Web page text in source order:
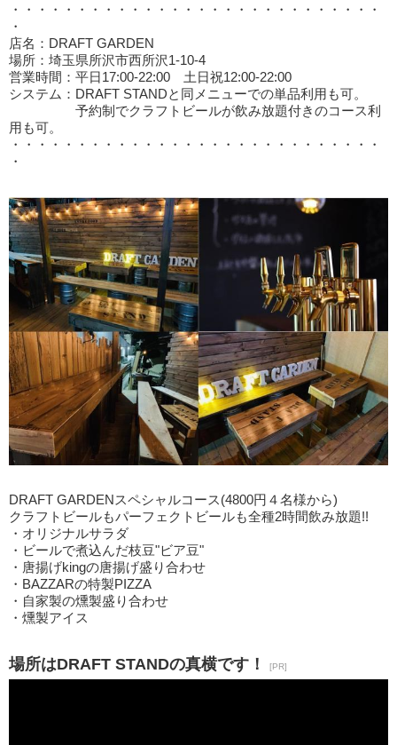
・・・・・・・・・・・・・・・・・・・・・・・・・・・・
・
店名：DRAFT GARDEN
場所：埼玉県所沢市西所沢1-10-4
営業時間：平日17:00-22:00 土日祝12:00-22:00
システム：DRAFT STANDと同メニューでの単品利用も可。
予約制でクラフトビールが飲み放題付きのコース利
用も可。
・・・・・・・・・・・・・・・・・・・・・・・・・・・・
・
DRAFT GARDENスペシャルコース(4800円４名様から)
クラフトビールもパーフェクトビールも全種2時間飲み放題!!
・オリジナルサラダ
・ビールで煮込んだ枝豆"ビア豆"
・唐揚げkingの唐揚げ盛り合わせ
・BAZZARの特製PIZZA
・自家製の燻製盛り合わせ
・燻製アイス
場所はDRAFT STANDの真横です！ [PR]